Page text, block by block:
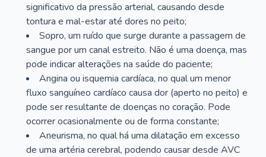
significativo da pressão arterial, causando desde
tontura e mal-estar até dores no peito;
Sopro, um ruído que surge durante a passagem de
sangue por um canal estreito. Não é uma doença, mas
pode indicar alterações na saúde do paciente;
Angina ou isquemia cardíaca, no qual um menor
fluxo sanguíneo cardíaco causa dor (aperto no peito) e
pode ser resultante de doenças no coração. Pode
ocorrer ocasionalmente ou de forma constante;
Aneurisma, no qual há uma dilatação em excesso
de uma artéria cerebral, podendo causar desde AVC